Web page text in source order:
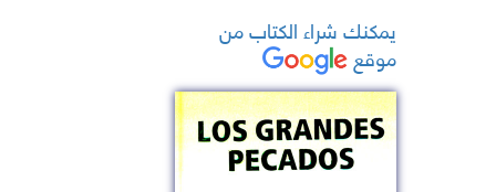
يمكنك شراء الكتاب من
موقع